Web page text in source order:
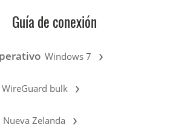
Guía de conexión
Windows 7 ›
WireGuard bulk ›
Nueva Zelanda ›